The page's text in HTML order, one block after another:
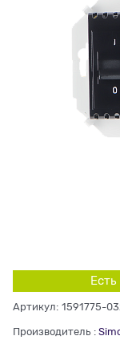
Артикул: 1591775-
Производитель :